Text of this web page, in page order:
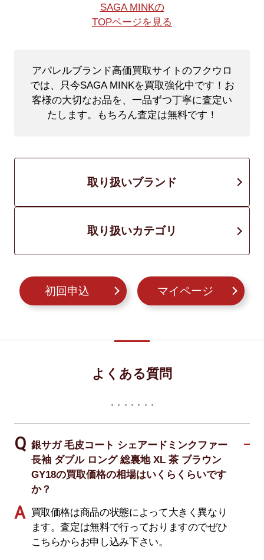
SAGA MINKの
TOPページを見る
アパレルブランド高価買取サイトのフクウロ
では、只今SAGA MINKを買取強化中です！ お
客様の大切なお品を、一品ずつ丁寧に査定い
たします。もちろん査定は無料です！
取り扱いブランド
取り扱いカテゴリ
初回申込 マイページ
よくある質問
銀サガ 毛皮コート シェアードミンクファー
長袖 ダブル ロング 総裏地 XL 茶 ブラウン
GY18の買取価格の相場はいくらくらいです
か？
買取価格は商品の状態によって大きく異なり
ます。査定は無料で行っておりますのでぜひ
こちらからお申し込み下さい。